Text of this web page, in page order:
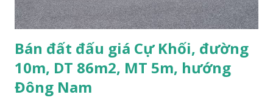
Bán đất đấu giá Cự Khối, đường
10m, DT 86m2, MT 5m, hướng
Đông Nam